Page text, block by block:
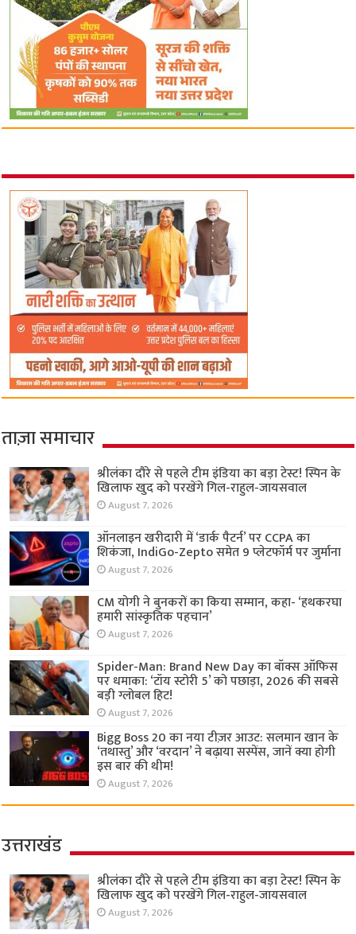
ताज़ा समाचार
श्रीलंका दौरे से पहले टीम इंडिया का बड़ा टेस्ट! स्पिन के
खिलाफ खुद को परखेंगे गिल-राहुल-जायसवाल
August 7, 2026
ऑनलाइन खरीदारी में ‘डार्क पैटर्न’ पर CCPA का
शिकंजा, IndiGo-Zepto समेत 9 प्लेटफॉर्म पर जुर्माना
August 7, 2026
CM योगी ने बुनकरों का किया सम्मान, कहा- ‘हथकरघा
हमारी सांस्कृतिक पहचान’
August 7, 2026
Spider-Man: Brand New Day का बॉक्स ऑफिस
पर धमाका: ‘टॉय स्टोरी 5’ को पछाड़ा, 2026 की सबसे
बड़ी ग्लोबल हिट!
August 7, 2026
Bigg Boss 20 का नया टीज़र आउट: सलमान खान के
‘तथास्तु’ और ‘वरदान’ ने बढ़ाया सस्पेंस, जानें क्या होगी
इस बार की थीम!
August 7, 2026
उत्तराखंड
श्रीलंका दौरे से पहले टीम इंडिया का बड़ा टेस्ट! स्पिन के
खिलाफ खुद को परखेंगे गिल-राहुल-जायसवाल
August 7, 2026